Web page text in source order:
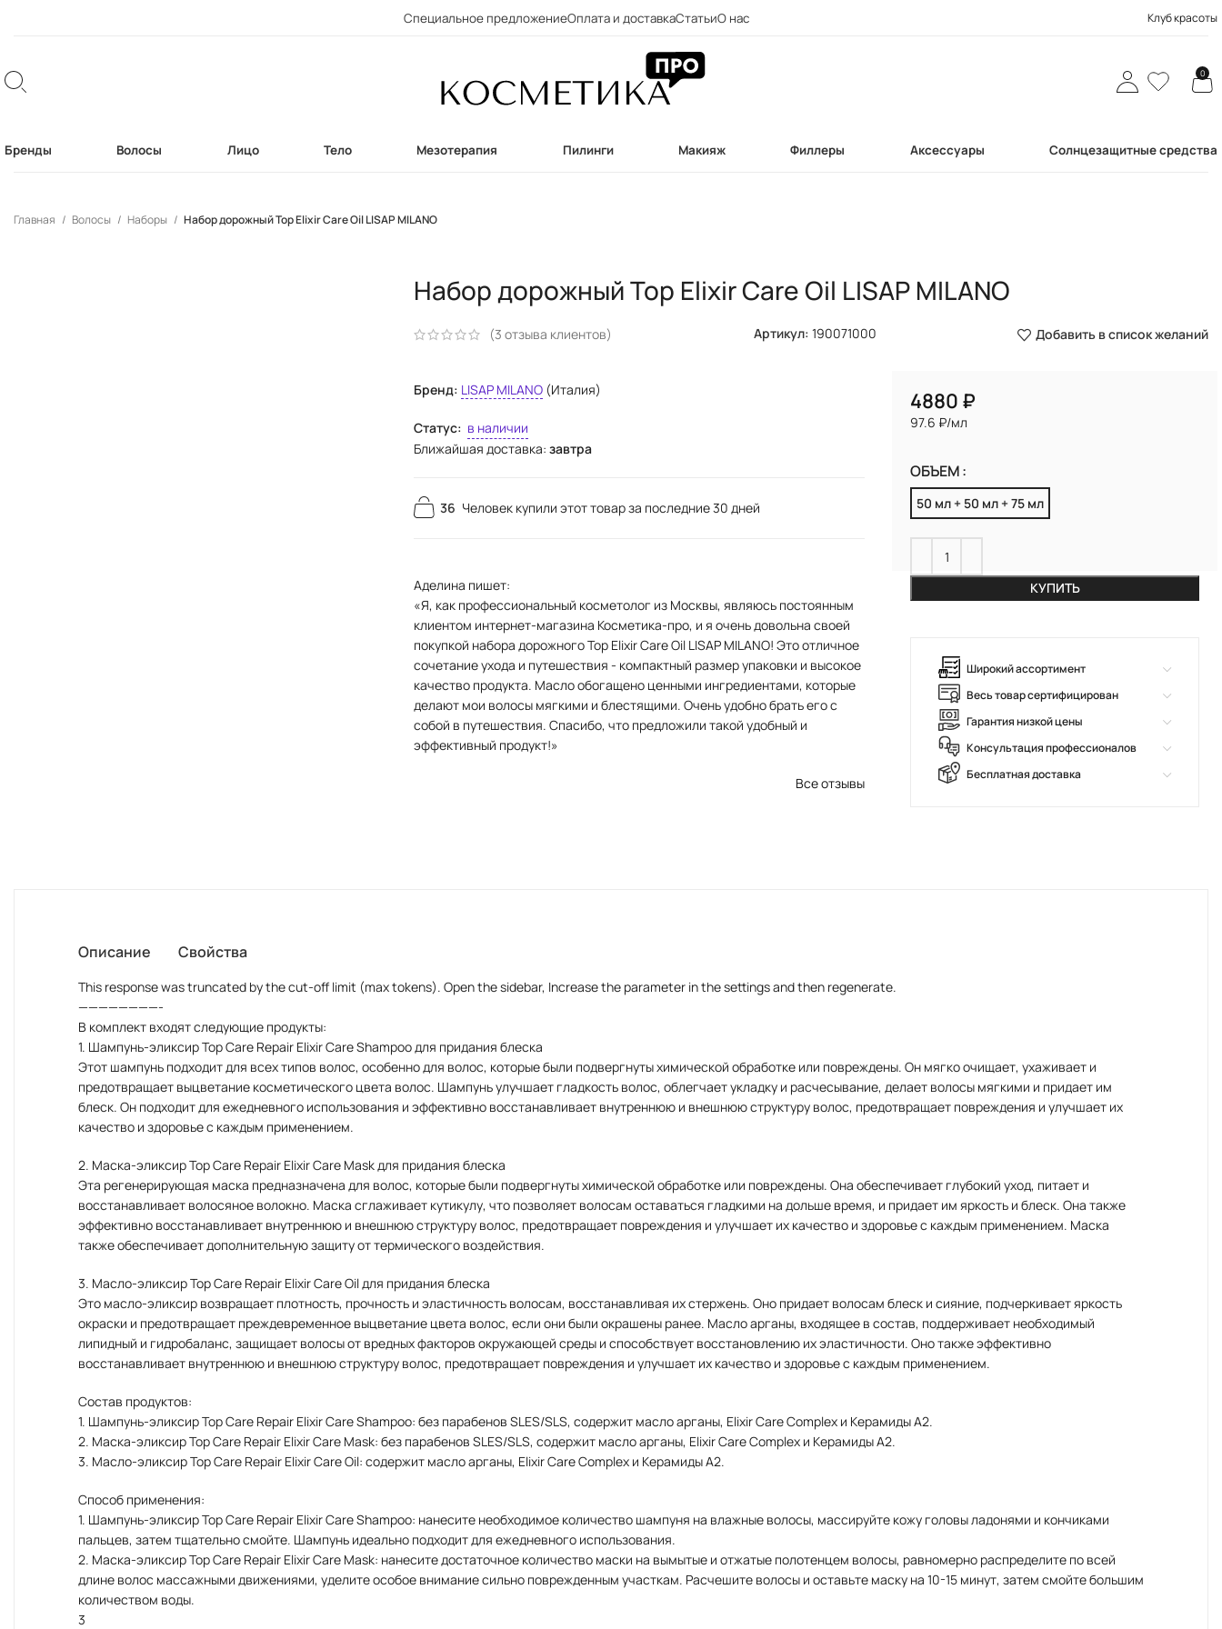
Специальное предложениеОплата и доставкаСтатьиО нас Клуб красоты
0
Бренды Волосы Лицо Тело Мезотерапия Пилинги Макияж Филлеры Аксессуары Солнцезащитные средства
Главная Волосы Наборы Набор дорожный Top Elixir Care Oil LISAP MILANO
Набор дорожный Top Elixir Care Oil LISAP MILANO
(3 отзыва клиентов) Артикул: 190071000 Добавить в список желаний
Бренд: LISAP MILANO (Италия)
Статус: в наличии
Ближайшая доставка:завтра
36 Человек купили этот товар за последние 30 дней
Аделина пишет:
«Я, как профессиональный косметолог из Москвы, являюсь постоянным
клиентом интернет-магазина Косметика-про, и я очень довольна своей
покупкой набора дорожного Top Elixir Care Oil LISAP MILANO! Это отличное
сочетание ухода и путешествия - компактный размер упаковки и высокое
качество продукта. Масло обогащено ценными ингредиентами, которые
делают мои волосы мягкими и блестящими. Очень удобно брать его с
собой в путешествия. Спасибо, что предложили такой удобный и
эффективный продукт!»
Все отзывы
₽
97.6 ₽/мл
ОБЪЕМ
50 мл + 50 мл + 75 мл
КУПИТЬ
Широкий ассортимент
Весь товар сертифицирован
Гарантия низкой цены
Консультация профессионалов
Бесплатная доставка
Описание Свойства
This response was truncated by the cut-off limit (max tokens). Open the sidebar, Increase the parameter in the settings and then regenerate.
————————-
В комплект входят следующие продукты:
1. Шампунь-эликсир Top Care Repair Elixir Care Shampoo для придания блеска
Этот шампунь подходит для всех типов волос, особенно для волос, которые были подвергнуты химической обработке или повреждены. Он мягко очищает, ухаживает и
предотвращает выцветание косметического цвета волос. Шампунь улучшает гладкость волос, облегчает укладку и расчесывание, делает волосы мягкими и придает им
блеск. Он подходит для ежедневного использования и эффективно восстанавливает внутреннюю и внешнюю структуру волос, предотвращает повреждения и улучшает их
качество и здоровье с каждым применением.
2. Маска-эликсир Top Care Repair Elixir Care Mask для придания блеска
Эта регенерирующая маска предназначена для волос, которые были подвергнуты химической обработке или повреждены. Она обеспечивает глубокий уход, питает и
восстанавливает волосяное волокно. Маска сглаживает кутикулу, что позволяет волосам оставаться гладкими на дольше время, и придает им яркость и блеск. Она также
эффективно восстанавливает внутреннюю и внешнюю структуру волос, предотвращает повреждения и улучшает их качество и здоровье с каждым применением. Маска
также обеспечивает дополнительную защиту от термического воздействия.
3. Масло-эликсир Top Care Repair Elixir Care Oil для придания блеска
Это масло-эликсир возвращает плотность, прочность и эластичность волосам, восстанавливая их стержень. Оно придает волосам блеск и сияние, подчеркивает яркость
окраски и предотвращает преждевременное выцветание цвета волос, если они были окрашены ранее. Масло арганы, входящее в состав, поддерживает необходимый
липидный и гидробаланс, защищает волосы от вредных факторов окружающей среды и способствует восстановлению их эластичности. Оно также эффективно
восстанавливает внутреннюю и внешнюю структуру волос, предотвращает повреждения и улучшает их качество и здоровье с каждым применением.
Состав продуктов:
1. Шампунь-эликсир Top Care Repair Elixir Care Shampoo: без парабенов SLES/SLS, содержит масло арганы, Elixir Care Complex и Керамиды A2.
2. Маска-эликсир Top Care Repair Elixir Care Mask: без парабенов SLES/SLS, содержит масло арганы, Elixir Care Complex и Керамиды A2.
3. Масло-эликсир Top Care Repair Elixir Care Oil: содержит масло арганы, Elixir Care Complex и Керамиды A2.
Способ применения:
1. Шампунь-эликсир Top Care Repair Elixir Care Shampoo: нанесите необходимое количество шампуня на влажные волосы, массируйте кожу головы ладонями и кончиками
пальцев, затем тщательно смойте. Шампунь идеально подходит для ежедневного использования.
2. Маска-эликсир Top Care Repair Elixir Care Mask: нанесите достаточное количество маски на вымытые и отжатые полотенцем волосы, равномерно распределите по всей
длине волос массажными движениями, уделите особое внимание сильно поврежденным участкам. Расчешите волосы и оставьте маску на 10-15 минут, затем смойте большим
количеством воды.
3